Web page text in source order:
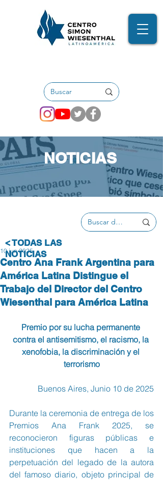
NOTICIAS
Centro Ana Frank Argentina para
América Latina Distingue el
Trabajo del Director del Centro
Wiesenthal para América Latina
10 jun 2025
Premio por su lucha permanente
contra el antisemitismo, el racismo, la
xenofobia, la discriminación y el
terrorismo
Buenos Aires, Junio 10 de 2025
Durante la ceremonia de entrega de los
Premios Ana Frank 2025, se
reconocieron figuras públicas e
instituciones que hacen a la
perpetuación del legado de la autora
del famoso diario, objeto principal de
< TODAS LAS
NOTICIAS